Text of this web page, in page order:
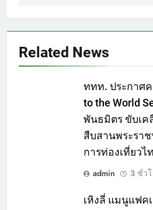
Related News
ททท. ประกาศค
to the World
พันธมิตร ขับเค
สืบสานพระรา
การท่องเที่ยวไ
admin
3 ชั่ว
เหิงลี่ แมนูแฟค